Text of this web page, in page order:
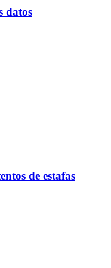
datos
de estafas